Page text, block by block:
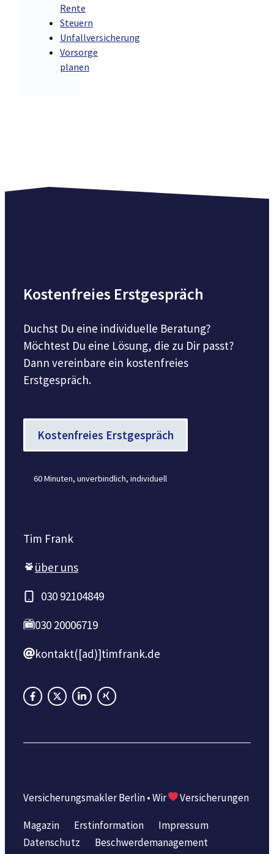
Rente
Steuern
Unfallversicherung
Vorsorge
planen
Kostenfreies Erstgespräch
Duchst Du eine individuelle Beratung?
Möchtest Du eine Lösung, die zu Dir passt?
Dann vereinbare ein kostenfreies
Erstgespräch.
Kostenfreies Erstgespräch
60 Minuten, unverbindlich, individuell
Tim Frank
über uns
030 92104849
030 20006719
kontakt([ad)]timfrank.de
Versicherungsmakler Berlin • Wir Versicherungen
Magazin Erstinformation
Impressum
Datenschutz
Beschwerdemanagement